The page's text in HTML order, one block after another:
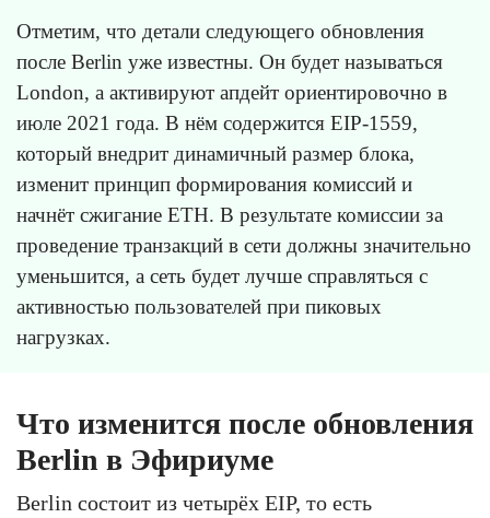
Отметим, что детали следующего обновления
после Berlin уже известны. Он будет называться
London, а активируют апдейт ориентировочно в
июле 2021 года. В нём содержится EIP-1559,
который внедрит динамичный размер блока,
изменит принцип формирования комиссий и
начнёт сжигание ETH. В результате комиссии за
проведение транзакций в сети должны значительно
уменьшится, а сеть будет лучше справляться с
активностью пользователей при пиковых
нагрузках.
Что изменится после обновления
Berlin в Эфириуме
Berlin состоит из четырёх EIP, то есть